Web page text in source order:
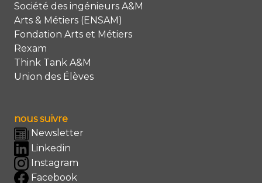
Société des ingénieurs A&M
Arts & Métiers (ENSAM)
Fondation Arts et Métiers
Rexam
Think Tank A&M
Union des Élèves
nous suivre
Newsletter
Linkedin
Instagram
Facebook